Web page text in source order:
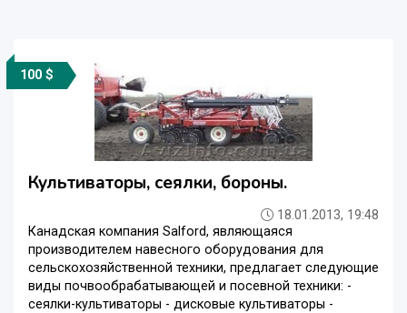
100 $
Культиваторы, сеялки, бороны.
18.01.2013, 19:48
Канадская компания Salford, являющаяся
производителем навесного оборудования для
сельскохозяйственной техники, предлагает следующие
виды почвообрабатывающей и посевной техники: -
сеялки-культиваторы - дисковые культиваторы -